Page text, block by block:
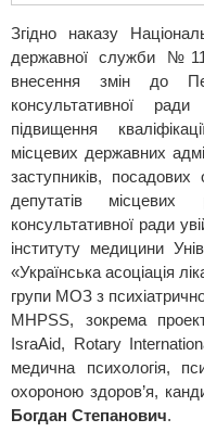
Згідно наказу
державної служби
внесення змін до
консультативної
підвищення
місцевих державних
заступників,
депутатів
консультативної ради
інституту медицини
«Українська асоціація
групи МОЗ з
MHPSS, зокрема
IsraAid, Rotary
медична психологія,
охороною здоров’я,
Богдан Степанович.